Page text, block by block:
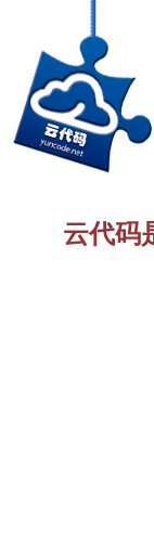
云代码